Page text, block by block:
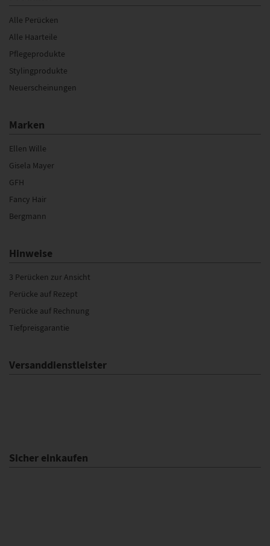
Alle Perücken
Alle Haarteile
Pflegeprodukte
Stylingprodukte
Neuerscheinungen
Marken
Ellen Wille
Gisela Mayer
GFH
Fancy Hair
Bergmann
Hinweise
3 Perücken zur Ansicht
Perücke auf Rezept
Perücke auf Rechnung
Tiefpreisgarantie
Versanddienstleister
Sicher einkaufen